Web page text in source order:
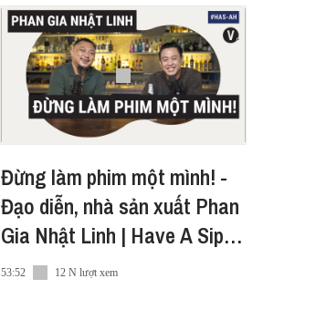
Đừng làm phim một mình! -
Đạo diễn, nhà sản xuất Phan
Gia Nhật Linh | Have A Sip -
After Hours EP07
53:52 12 N lượt xem